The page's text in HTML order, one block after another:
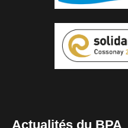
Actualités du BPA